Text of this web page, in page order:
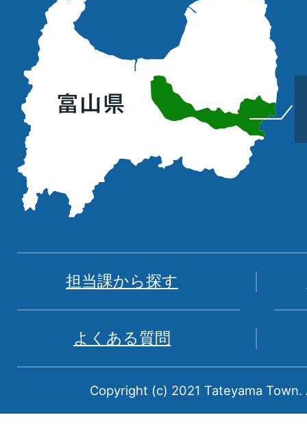
の
位
置
を
記
し
た
図。
新
郡
担当課から探す
よくある質問
Copyright (c) 2021 Tateyama Town.